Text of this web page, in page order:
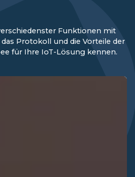
Funktionen mit
das Protokoll und die Vorteile der
für Ihre IoT-Lösung kennen.